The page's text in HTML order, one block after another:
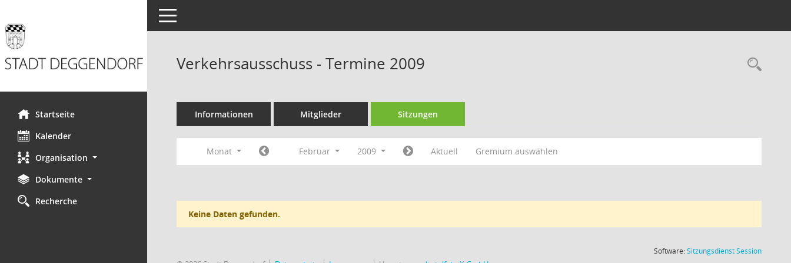
Startseite
Kalender
Organisation
Dokumente
Recherche
Toggle navigation
Verkehrsausschuss - Termine 2009
Informationen Mitglieder Sitzungen
Monat Februar 2009 Aktuell Gremium auswählen
Keine Daten gefunden.
Software:SitzungsdienstSession(Wird in